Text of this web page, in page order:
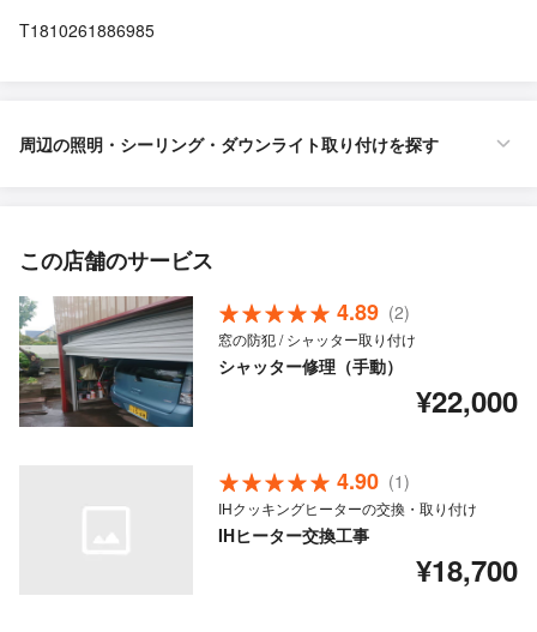
T1810261886985
周辺の照明・シーリング・ダウンライト取り付けを探す
この店舗のサービス
4.89 (2)
窓の防犯 / シャッター取り付け
シャッター修理（手動）
¥22,000
4.90 (1)
IHクッキングヒーターの交換・取り付け
IHヒーター交換工事
¥18,700